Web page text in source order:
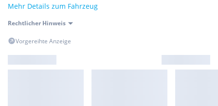
Mehr Details zum Fahrzeug
Rechtlicher Hinweis
Vorgereihte Anzeige